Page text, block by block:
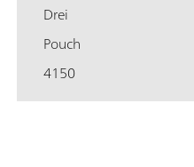
Drei
Pouch
4150